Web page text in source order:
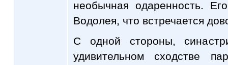
необычная одаренность.
Водолея, что встречается
С одной стороны,
удивительном сходстве